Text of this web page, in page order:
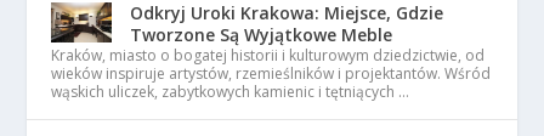
Odkryj Uroki Krakowa: Miejsce, Gdzie
Tworzone Są Wyjątkowe Meble
Kraków, miasto o bogatej historii i kulturowym dziedzictwie, od
wieków inspiruje artystów, rzemieślników i projektantów. Wśród
wąskich uliczek, zabytkowych kamienic i tętniących …